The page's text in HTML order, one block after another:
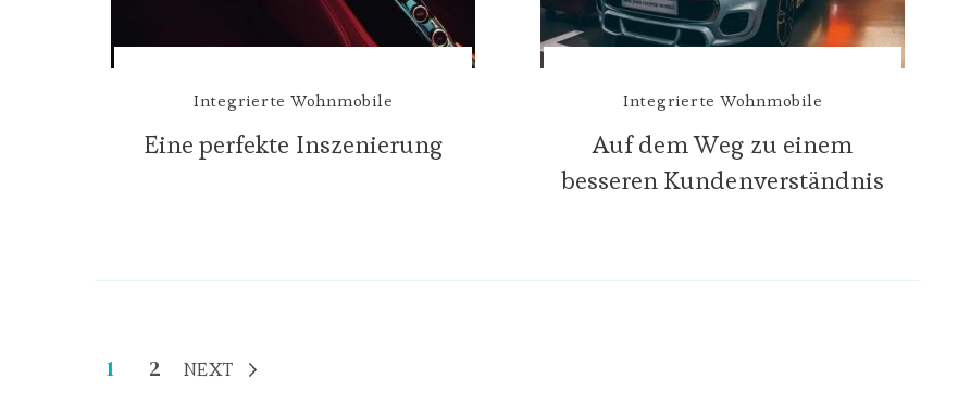
Integrierte Wohnmobile
Eine perfekte Inszenierung
Integrierte Wohnmobile
Auf dem Weg zu einem
besseren Kundenverständnis
Berichten
Page
1 Page
2 NEXT